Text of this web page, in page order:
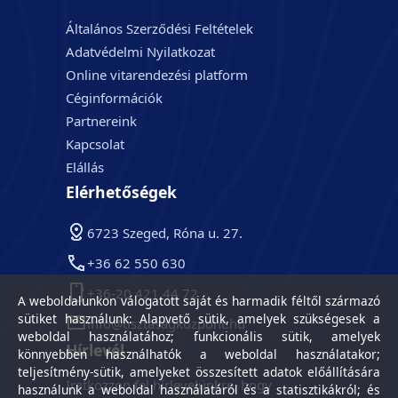
Általános Szerződési Feltételek
Adatvédelmi Nyilatkozat
Online vitarendezési platform
Céginformációk
Partnereink
Kapcsolat
Elállás
Elérhetőségek
6723 Szeged, Róna u. 27.
+36 62 550 630
+36-20 421 44 72
info@tisztasagkozpont.hu
Hírlevél
Iratkozzon fel hírlevelünkre, hogy
A weboldalunkon válogatott saját és harmadik féltől származó
sütiket használunk: Alapvető sütik, amelyek szükségesek a
weboldal használatához; funkcionális sütik, amelyek
könnyebben használhatók a weboldal használatakor;
teljesítmény-sütik, amelyeket összesített adatok előállítására
használunk a weboldal használatáról és a statisztikákról; és